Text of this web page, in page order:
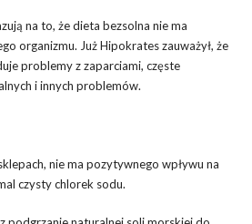
na to, że dieta bezsolna nie ma
organizmu. Już Hipokrates zauważył, że
problemy z zaparciami, częste
i innych problemów.
nie ma pozytywnego wpływu na
czysty chlorek sodu.